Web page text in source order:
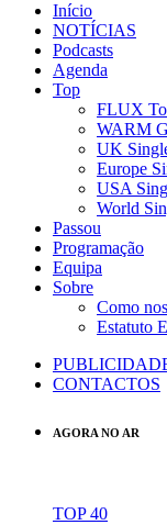
Início
NOTÍCIAS
Podcasts
Agenda
Top
FLUX
WARM
UK
Europe
USA
World
Passou
Programação
Equipa
Sobre
Como
Estatuto
CONTACTOS
AGORA NO AR
TOP 40